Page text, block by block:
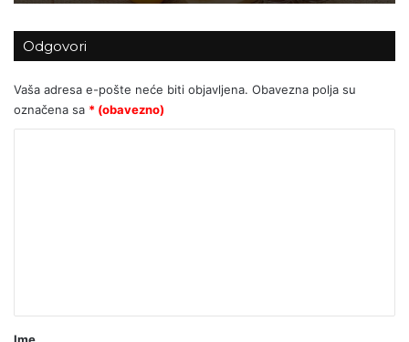
Odgovori
Vaša adresa e-pošte neće biti objavljena. Obavezna polja su
označena sa * (obavezno)
r